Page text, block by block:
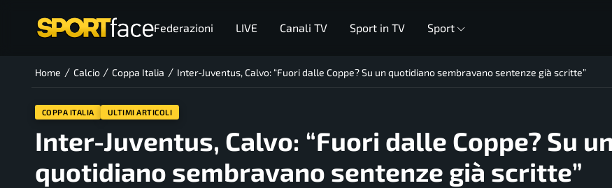
Federazioni LIVE Canali TV Sport in TV Sport
Home / Calcio / Coppa Italia / Inter-Juventus, Calvo: “Fuori dalle Coppe? Su un quotidiano sembravano sentenze già scritte”
COPPA ITALIA ULTIMI ARTICOLI
Inter-Juventus, Calvo: “Fuori dalle Coppe? Su un
quotidiano sembravano sentenze già scritte”